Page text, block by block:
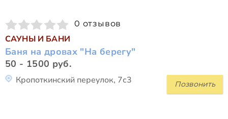
0 отзывов
САУНЫ И БАНИ
Баня на дровах "На берегу"
50 - 1500 руб.
Позвонить
Кропоткинский переулок, 7с3